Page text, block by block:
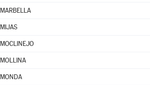
MARBELLA
MIJAS
MOCLINEJO
MOLLINA
MONDA